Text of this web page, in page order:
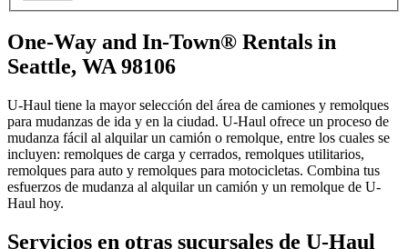
One-Way and In-Town® Rentals in
Seattle, WA 98106
U-Haul tiene la mayor selección del área de camiones y remolques
para mudanzas de ida y en la ciudad. U-Haul ofrece un proceso de
mudanza fácil al alquilar un camión o remolque, entre los cuales se
incluyen: remolques de carga y cerrados, remolques utilitarios,
remolques para auto y remolques para motocicletas. Combina tus
esfuerzos de mudanza al alquilar un camión y un remolque de U-
Haul hoy.
Servicios en otras sucursales de U-Haul